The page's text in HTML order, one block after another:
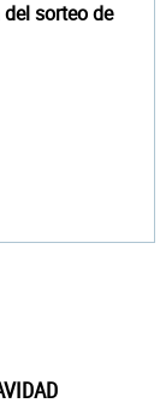
sorteo de